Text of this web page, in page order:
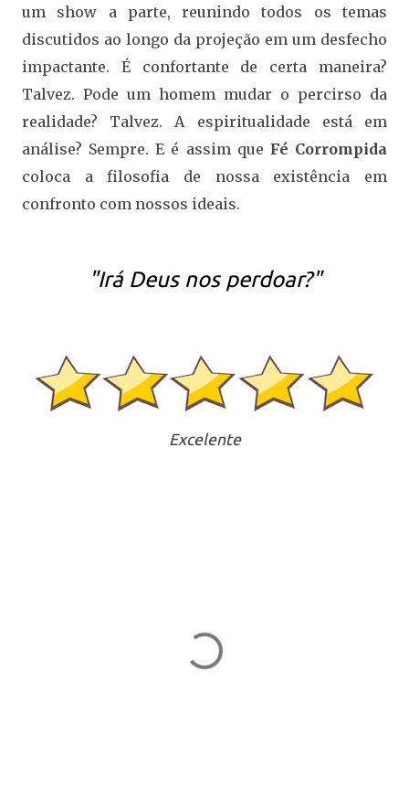
um show a parte, reunindo todos os temas
discutidos ao longo da projeção em um desfecho
impactante. É confortante de certa maneira?
Talvez. Pode um homem mudar o percirso da
realidade? Talvez. A espiritualidade está em
análise? Sempre. E é assim que Fé Corrompida
coloca a filosofia de nossa existência em
confronto com nossos ideais.
"Irá Deus nos perdoar?"
Excelente